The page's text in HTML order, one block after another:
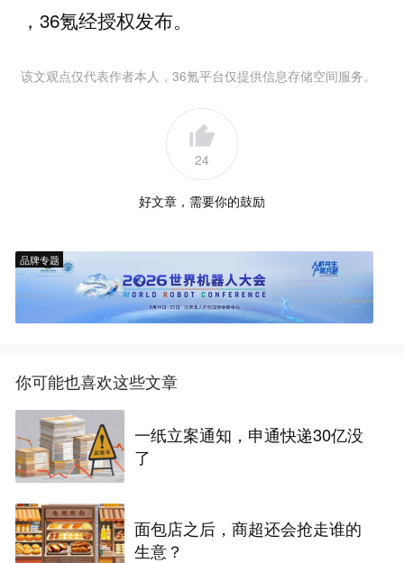
，36氪经授权发布。
该文观点仅代表作者本人，36氪平台仅提供信息存储空间服务。
24
好文章，需要你的鼓励
品牌专题
你可能也喜欢这些文章
一纸立案通知，申通快递30亿没
了
面包店之后，商超还会抢走谁的
生意？